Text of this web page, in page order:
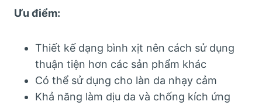
Ưu điểm:
Thiết kế dạng bình xịt nên cách sử dụng
thuận tiện hơn các sản phẩm khác
Có thể sử dụng cho làn da nhạy cảm
Khả năng làm dịu da và chống kích ứng